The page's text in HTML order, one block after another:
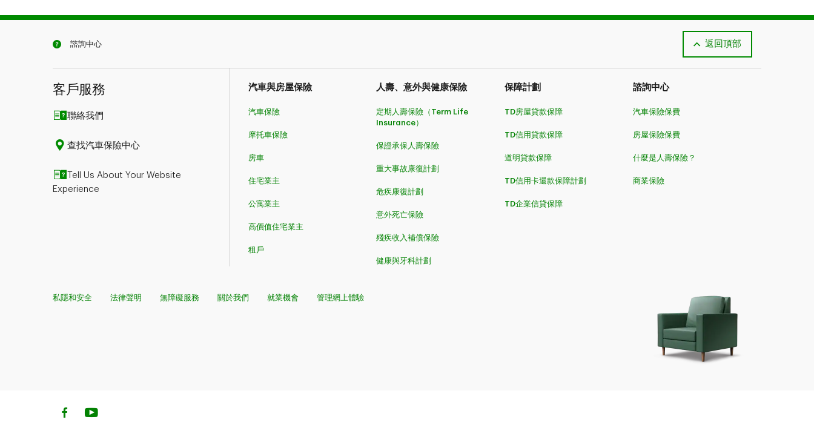
諮詢中心 返回頂部
客戶服務
聯絡我們
查找汽車保險中心
Tell Us About Your Website
Experience
汽車與房屋保險
汽車保險
摩托車保險
房車
住宅業主
公寓業主
高價值住宅業主
租戶
人壽、意外與健康保險
定期人壽保險（Term Life
Insurance）
保證承保人壽保險
重大事故康復計劃
危疾康復計劃
意外死亡保險
殘疾收入補償保險
健康與牙科計劃
保障計劃
TD房屋貸款保障
TD信用貸款保障
道明貸款保障
TD信用卡還款保障計劃
TD企業信貸保障
諮詢中心
汽車保險保費
房屋保險保費
什麼是人壽保險？
商業保險
私隱和安全 法律聲明 無障礙服務 關於我們 就業機會 管理網上體驗